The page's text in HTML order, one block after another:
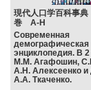
現代人口学百科事
巻 А-Н
Современная
демографическая
энциклопедия. В 2
М.М. Агафошин,
А.Н. Алексеенко и
А.А. Ткаченко.